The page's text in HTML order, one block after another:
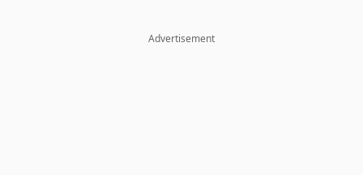
Advertisement